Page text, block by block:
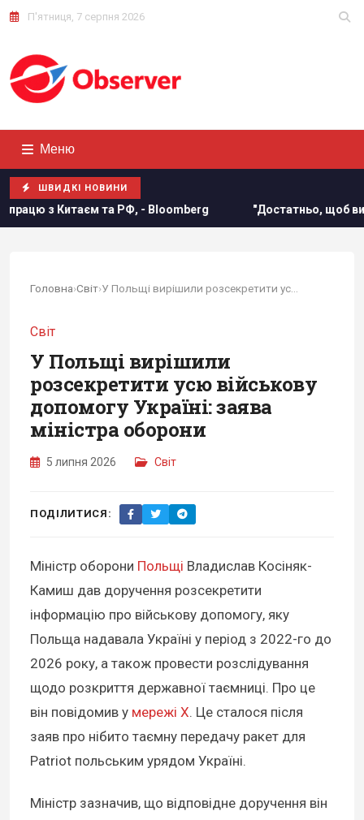
П'ятниця, 7 серпня 2026
Меню
ШВИДКІ НОВИНИ
РФ, - Bloomberg "Достатньо, щоб вижити, а не
Головна›Світ›
Світ
У Польщі вирішили
розсекретити усю військову
допомогу Україні: заява
міністра оборони
5 липня 2026 Світ
ПОДІЛИТИСЯ:
Міністр оборони Польщі Владислав Косіняк-
Камиш дав доручення розсекретити
інформацію про військову допомогу, яку
Польща надавала Україні у період з 2022-го до
2026 року, а також провести розслідування
щодо розкриття державної таємниці. Про це
він повідомив у мережі Х. Це сталося після
заяв про нібито таємну передачу ракет для
Patriot польським урядом Україні.
Міністр зазначив, що відповідне доручення він